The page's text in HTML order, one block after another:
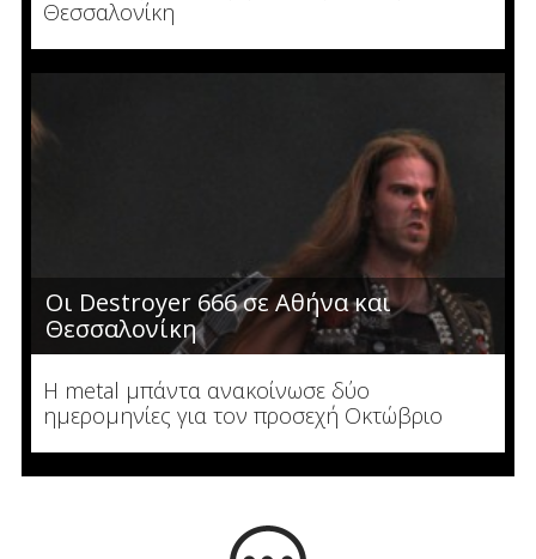
Θεσσαλονίκη
Oι Destroyer 666 σε Αθήνα και
Θεσσαλονίκη
Η metal μπάντα ανακοίνωσε δύο
ημερομηνίες για τον προσεχή Οκτώβριο